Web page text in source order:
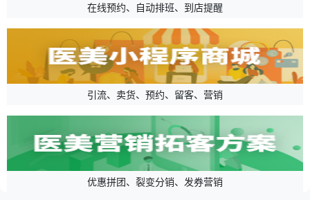
在线预约、自动排班、到店提醒
引流、卖货、预约、留客、营销
优惠拼团、裂变分销、发券营销